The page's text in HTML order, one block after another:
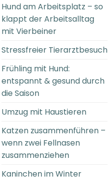
Hund am Arbeitsplatz – so
klappt der Arbeitsalltag
mit Vierbeiner
Stressfreier Tierarztbesuch
Frühling mit Hund:
entspannt & gesund durch
die Saison
Umzug mit Haustieren
Katzen zusammenführen –
wenn zwei Fellnasen
zusammenziehen
Kaninchen im Winter